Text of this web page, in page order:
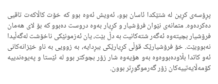
پڕۆسەی کڕین لە شتێکدا ئاسان بوو، ئەویش ئەوە بوو کە خۆت کاڵاکەت تاقیی
دەکردەوە. متمانەی نێوان فرۆشیار و کڕیار بەوە دروست دەبوو کە بۆ لای هەمان
فرۆشیار بچیتەوە ئەگەر شتەکانیت بە دڵ بێت، یان ئەزمونێکی ناخۆشت لەگەڵیدا
نەبووبێت. خۆ فرۆشیارێک قۆڵی کڕیارێکی ببڕدایە، بە زوویی بە ناو خێزانەکانی
ئەو کاتدا بڵاودەبووەوە بەو هۆیەوە شار زۆر بچوکتر بوو لە ئێستا و پەیوەندییە
کۆمەڵایەتییەکان زۆر گەرموگوڕتر بوون.